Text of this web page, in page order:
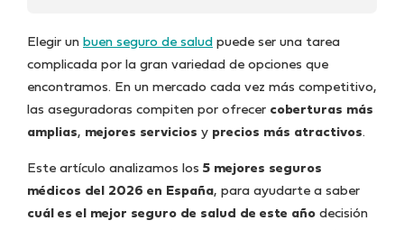
Elegir un buen seguro de salud puede ser una tarea
complicada por la gran variedad de opciones que
encontramos. En un mercado cada vez más competitivo,
las aseguradoras compiten por ofrecer coberturas más
amplias, mejores servicios y precios más atractivos.
Este artículo analizamos los 5 mejores seguros
médicos del 2026 en España, para ayudarte a saber
cuál es el mejor seguro de salud de este año decisión